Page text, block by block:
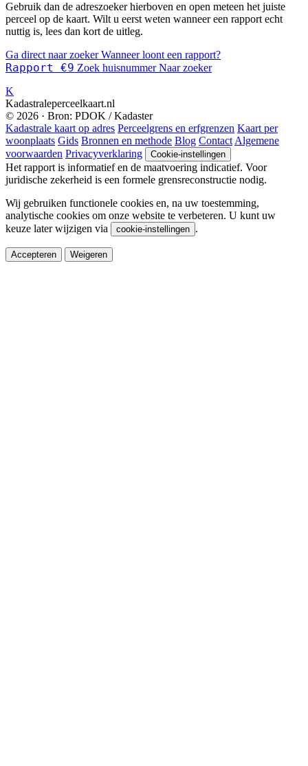
Gebruik dan de adreszoeker hierboven en open meteen het juiste
perceel op de kaart. Wilt u eerst weten wanneer een rapport echt
nuttig is, lees dan kort de uitleg.
Ga direct naar zoekerWanneer loont een rapport?
Rapport €9 Zoek huisnummer Naar zoeker
K
Kadastraleperceelkaart.nl
© 2026 · Bron: PDOK / Kadaster
Kadastrale kaart op adres Perceelgrens en erfgrenzen Kaart per
woonplaats Gids Bronnen en methode Blog Contact Algemene
voorwaarden Privacyverklaring Cookie-instellingen
Het rapport is informatief en de maatvoering indicatief. Voor
juridische zekerheid is een formele grensreconstructie nodig.
Wij gebruiken functionele cookies en, na uw toestemming,
analytische cookies om onze website te verbeteren. U kunt uw
keuze later wijzigen via
cookie-instellingen .
Accepteren Weigeren